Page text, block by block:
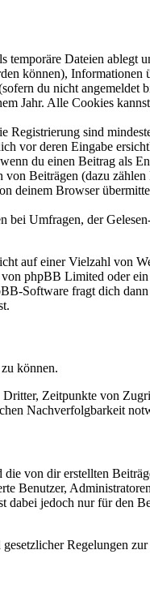
Dateien ablegt
können), Informationen
du nicht angemeldet
Jahr. Alle Cookies
sind
vor deren Eingabe
du einen Beitrag als
Beiträgen (dazu
deinem Browser
bei Umfragen, der
auf einer Vielzahl von
phpBB Limited oder
Software fragt dich
können.
Dritter, Zeitpunkte von
Nachverfolgbarkeit
die von dir erstellten
Benutzer,
dabei jedoch nur für den
Regelungen